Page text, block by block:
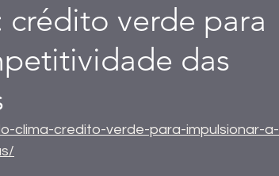
verde para
das
clima-credito-verde-para-impulsionar-a-